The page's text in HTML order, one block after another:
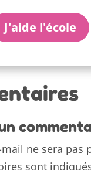
J'aide l'école
ne sera pas
sont